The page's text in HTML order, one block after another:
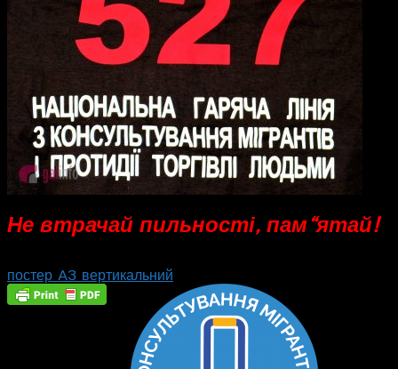
Не втрачай пильності, пам“ятай!
постер_A3_вертикальний